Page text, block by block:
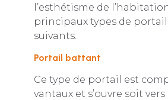
l’esthétisme de
principaux types de
suivants.
Portail battant
Ce type de portail est
vantaux et s’ouvre soit